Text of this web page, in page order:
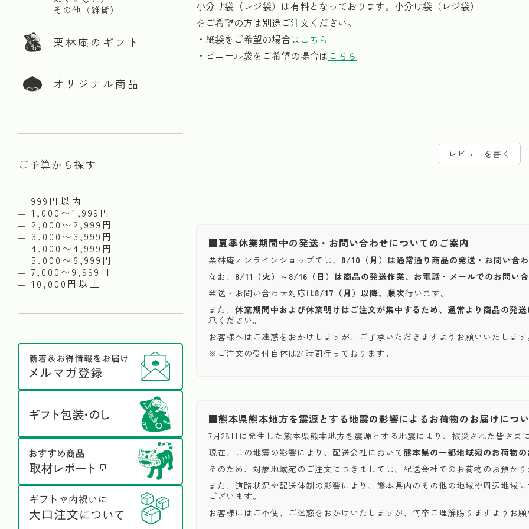
その他（雑貨）
栗林庵のギフト
オリジナル商品
ご予算から探す
999円以内
1,000〜1,999円
2,000〜2,999円
3,000〜3,999円
4,000〜4,999円
5,000〜6,999円
7,000〜9,999円
10,000円以上
小分け袋（レジ袋）は有料となっております。小分け袋（レジ袋）
をご希望の方は別途ご注文ください。
・紙袋をご希望の場合は こちら
・ビニール袋をご希望の場合は こちら
レビューを書く
■夏季休業期間中の発送・お問い合わせについてのご案内
栗林庵オンラインショップでは、 8/10（月）は通常通り商品の発送・お問い合わ
なお、 8/11（火）～8/16（日）は商品の発送作業、お電話・メールでのお問い
発送・お問い合わせ対応は8/17（月）以降、順次行います。
また、 休業期間中および休業明けはご注文が集中するため、通常より商品の発
承ください。
お客様へはご迷惑をおかけしますが、ご了承いただきますようお願いいたします
※ご注文の受付自体は24時間行っております。
■熊本県熊本地方を震源とする地震の影響によるお荷物のお届けにつ
7月28日に発生した熊本県熊本地方を震源とする地震により、被災された皆さま
現在、この地震の影響により、配送会社において熊本県の一部地域宛のお荷物
そのため、対象地域宛のご注文につきましては、配送会社でのお荷物のお預か
また、道路状況や配送体制の影響により、熊本県内のその他の地域や周辺地域
ございます。
お客様にはご不便、ご迷惑をおかけいたしますが、何卒ご理解賜りますようお願